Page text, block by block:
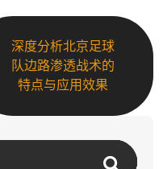
深度分析北京足球
队边路渗透战术的
特点与应用效果